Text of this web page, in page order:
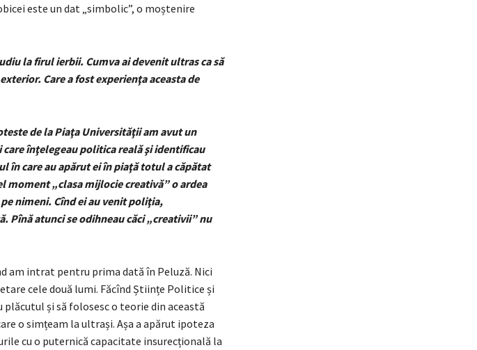
este un dat „simbolic”, o moștenire
la firul ierbii. Cumva ai devenit ultras ca să
Care a fost experienţa aceasta de
de la Piaţa Universităţii am avut un
înţelegeau politica reală şi identificau
în care au apărut ei în piaţă totul a căpătat
moment „clasa mijlocie creativă” o ardea
nimeni. Cînd ei au venit poliţia,
atunci se odihneau căci „creativii” nu
am intrat pentru prima dată în Peluză. Nici
cele două lumi. Făcînd Științe Politice și
și să folosesc o teorie din această
o simțeam la ultrași. Așa a apărut ipoteza
cu o puternică capacitate insurecțională la